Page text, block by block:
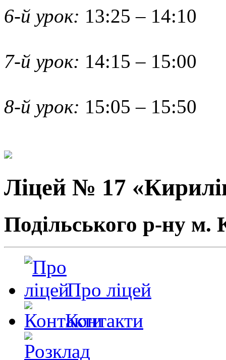
6-й урок: 13:25 – 14:10
7-й урок: 14:15 – 15:00
8-й урок: 15:05 – 15:50
Ліцей № 17
Подільського р-ну м.
Про ліцей
Контакти